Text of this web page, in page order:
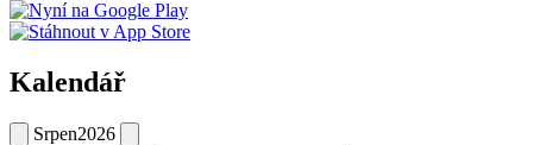
Kalendář
Srpen2026